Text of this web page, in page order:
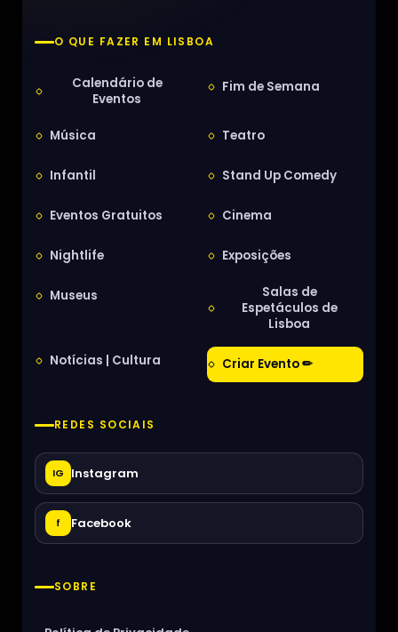
O QUE FAZER EM LISBOA
Calendário de
Eventos
Fim de Semana
Música Teatro
Infantil Stand Up Comedy
Eventos Gratuitos Cinema
Nightlife Exposições
Museus
Salas de
Espetáculos de
Lisboa
Notícias | Cultura Criar Evento ✏
REDES SOCIAIS
IG Instagram
f Facebook
SOBRE